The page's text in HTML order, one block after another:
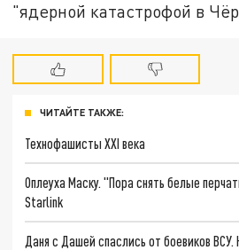
"ядерной катастрофой в
ЧИТАЙТЕ ТАКЖЕ:
Технофашисты XXI века
Оплеуха Маску. "Пора снять белые
Starlink
Даня с Дашей спаслись от боевиков